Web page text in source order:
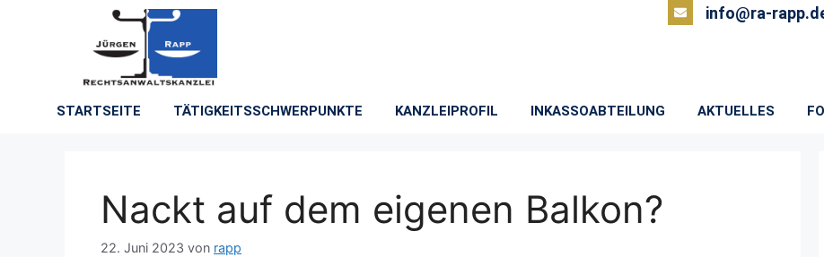
info@ra-
STARTSEITE TÄTIGKEITSSCHWERPUNKTE KANZLEIPROFIL INKASSOABTEILUNG AKTUELLES
Nackt auf dem eigenen Balkon?
22. Juni 2023 von rapp